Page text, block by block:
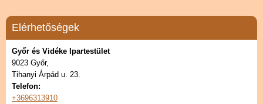
Elérhetőségek
Győr és Vidéke Ipartestület
9023 Győr,
Tihanyi Árpád u. 23.
Telefon:
+3696313910